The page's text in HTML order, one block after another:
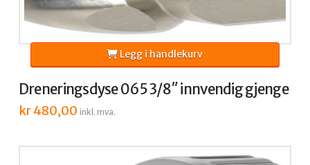
Dreneringsdyse 065 3/8″ innvendig gjenge
kr480,00 inkl. mva.
Legg i handlekurv